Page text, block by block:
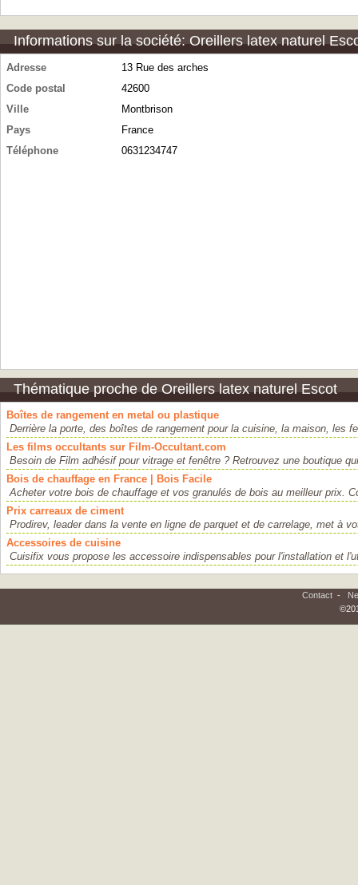
Informations sur la société: Oreillers latex naturel
Adresse
13 Rue des arches
Code postal
42600
Ville
Montbrison
Pays
France
Téléphone
0631234747
Thématique proche de Oreillers latex naturel Escot
Boîtes de rangement en metal ou plastique
Derrière la porte, des boîtes de rangement pour la cuisine, la maison, les
Les films occultants sur Film-Occultant.com
Besoin de Film adhésif pour vitrage et fenêtre ? Retrouvez une boutique
Bois de chauffage en France | Bois Facile
Acheter votre bois de chauffage et vos granulés de bois au meilleur prix.
Prix carreaux de ciment
Prodirev, leader dans la vente en ligne de parquet et de carrelage, met à
Accessoires de cuisine
Cuisifix vous propose les accessoire indispensables pour l'installation et
Contact-